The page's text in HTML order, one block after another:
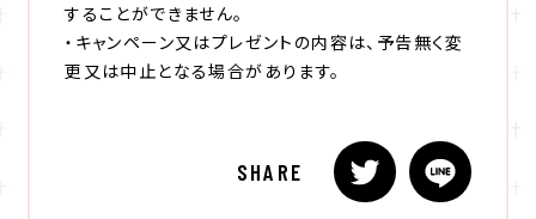
することができません。
・キャンペーン又はプレゼントの内容は、予告無く変
更又は中止となる場合があります。
SHARE